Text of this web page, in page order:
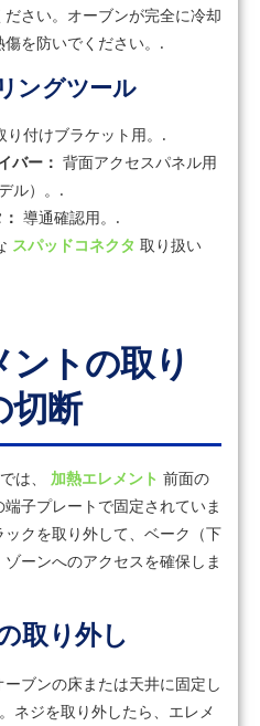
さい。オーブンが完全に冷却
を防いでください。.
ングツール
り付けブラケット用。.
バー： 背面アクセスパネル用
ル）。.
導通確認用。.
スパッドコネクタ 取り扱い
ントの取り
切断
は、 加熱エレメント 前面の
子プレートで固定されていま
クを取り外して、ベーク（下
ーンへのアクセスを確保しま
取り外し
ブンの床または天井に固定し
ネジを取り外したら、エレメ